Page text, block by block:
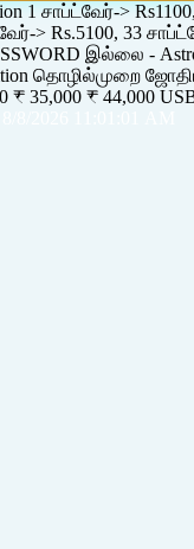
1 சாப்ட்வேர்->
> Rs.5100, 33
இல்லை -
தொழில்முறை
₹ 35,000 ₹ 44,000